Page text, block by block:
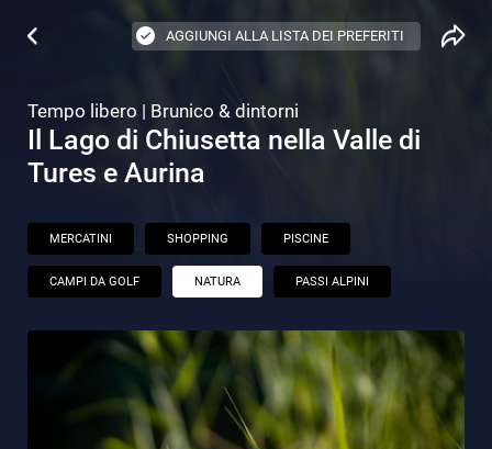
AGGIUNGI ALLA LISTA DEI PREFERITI
Tempo libero | Brunico & dintorni
Il Lago di Chiusetta nella Valle di
Tures e Aurina
MERCATINI SHOPPING PISCINE
CAMPI DA GOLF NATURA PASSI ALPINI